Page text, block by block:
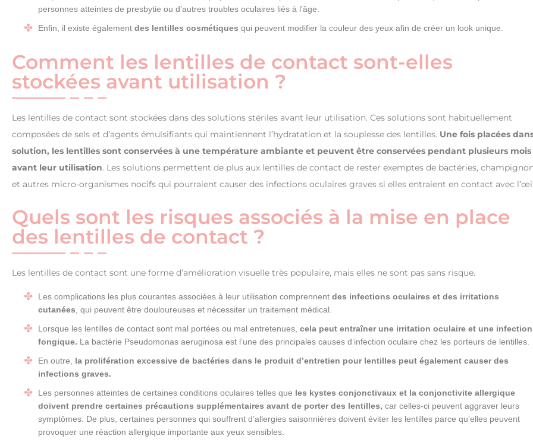
personnes atteintes de presbytie ou d’autres troubles oculaires liés à l’âge.
Enfin, il existe également des lentilles cosmétiques qui peuvent modifier la couleur des yeux afin de créer un look unique.
Comment les lentilles de contact sont-elles
stockées avant utilisation ?
Les lentilles de contact sont stockées dans des solutions stériles avant leur utilisation. Ces solutions sont habituellement
composées de sels et d’agents émulsifiants qui maintiennent l’hydratation et la souplesse des lentilles. Une fois placées
solution, les lentilles sont conservées à une température ambiante et peuvent être conservées pendant plusieurs mois
avant leur utilisation. Les solutions permettent de plus aux lentilles de contact de rester exemptes de bactéries,
et autres micro-organismes nocifs qui pourraient causer des infections oculaires graves si elles entraient en contact avec
Quels sont les risques associés à la mise en place
des lentilles de contact ?
Les lentilles de contact sont une forme d’amélioration visuelle très populaire, mais elles ne sont pas sans risque.
Les complications les plus courantes associées à leur utilisation comprennent des infections oculaires et des irritations
cutanées , qui peuvent être douloureuses et nécessiter un traitement médical.
Lorsque les lentilles de contact sont mal portées ou mal entretenues, cela peut entraîner une irritation oculaire et une infection
fongique. La bactérie Pseudomonas aeruginosa est l’une des principales causes d’infection oculaire chez les porteurs de lentilles.
En outre,
la prolifération excessive de bactéries dans le produit d’entretien pour lentilles peut également causer des
infections graves.
Les personnes atteintes de certaines conditions oculaires telles que les kystes conjonctivaux et la conjonctivite allergique
doivent prendre certaines précautions supplémentaires avant de porter des lentilles, car celles-ci peuvent aggraver leurs
symptômes. De plus, certaines personnes qui souffrent d’allergies saisonnières doivent éviter les lentilles parce qu’elles peuvent
provoquer une réaction allergique importante aux yeux sensibles.